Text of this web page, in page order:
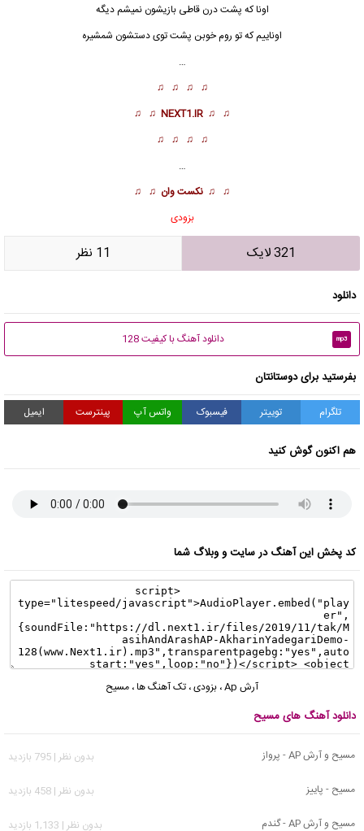
اونا که پشت درن قاطی بازیشون نمیشم دیگه
اوناییم که تو روم خوبن پشت توی دستشون شمشیره
…
♫ ♫ ♫ ♫
♫ ♫
NEXT1.IR
♫ ♫
♫ ♫ ♫ ♫
…
♫ ♫ نکست وان ♫ ♫
بزودی
321 لایک 11 نظر
دانلود
mp3 دانلود آهنگ با کیفیت 128
بفرستید برای دوستانتان
تلگرام توییتر فیسبوک واتس آپ پینترست ایمیل
هم اکنون گوش کنید
کد پخش این آهنگ در سایت و وبلاگ شما
آرش Ap ، بزودی، تک آهنگ ها، مسیح
دانلود آهنگ های مسیح
مسیح و آرش AP - پرواز
بدون نظر | 795 بازدید
مسیح - پاییز
بدون نظر | 458 بازدید
مسیح و آرش AP - گندم
بدون نظر | 1,133 بازدید